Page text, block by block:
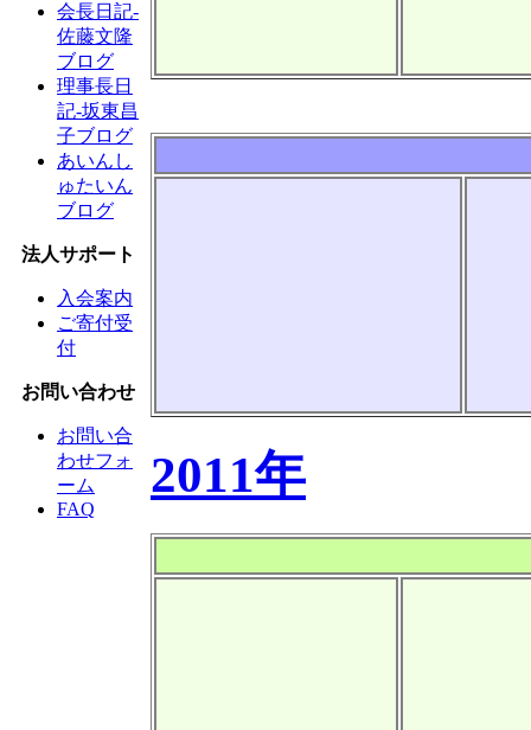
会長日記-
佐藤文隆
ブログ
理事長日
記-坂東昌
子ブログ
あいんし
ゅたいん
ブログ
法人サポート
入会案内
ご寄付受
付
お問い合わせ
お問い合
わせフォ
ーム
FAQ
2011年